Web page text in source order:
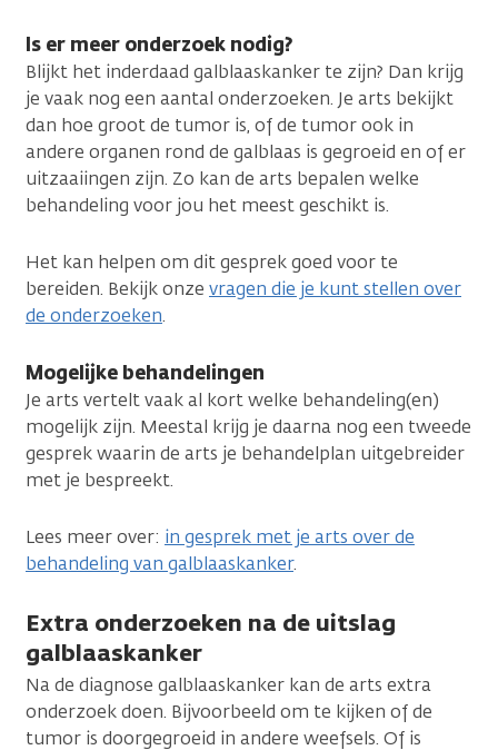
Is er meer onderzoek nodig?
Blijkt het inderdaad galblaaskanker te zijn? Dan krijg
je vaak nog een aantal onderzoeken. Je arts bekijkt
dan hoe groot de tumor is, of de tumor ook in
andere organen rond de galblaas is gegroeid en of er
uitzaaiingen zijn. Zo kan de arts bepalen welke
behandeling voor jou het meest geschikt is.
Het kan helpen om dit gesprek goed voor te
bereiden. Bekijk onze vragen die je kunt stellen over
de onderzoeken.
Mogelijke behandelingen
Je arts vertelt vaak al kort welke behandeling(en)
mogelijk zijn. Meestal krijg je daarna nog een tweede
gesprek waarin de arts je behandelplan uitgebreider
met je bespreekt.
Lees meer over: in gesprek met je arts over de
behandeling van galblaaskanker.
Extra onderzoeken na de uitslag
galblaaskanker
Na de diagnose galblaaskanker kan de arts extra
onderzoek doen. Bijvoorbeeld om te kijken of de
tumor is doorgegroeid in andere weefsels. Of is